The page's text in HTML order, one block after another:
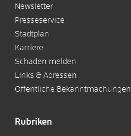
Newsletter
Presseservice
Stadtplan
Karriere
Schaden melden
Links & Adressen
Öffentliche Bekanntmachungen
Rubriken